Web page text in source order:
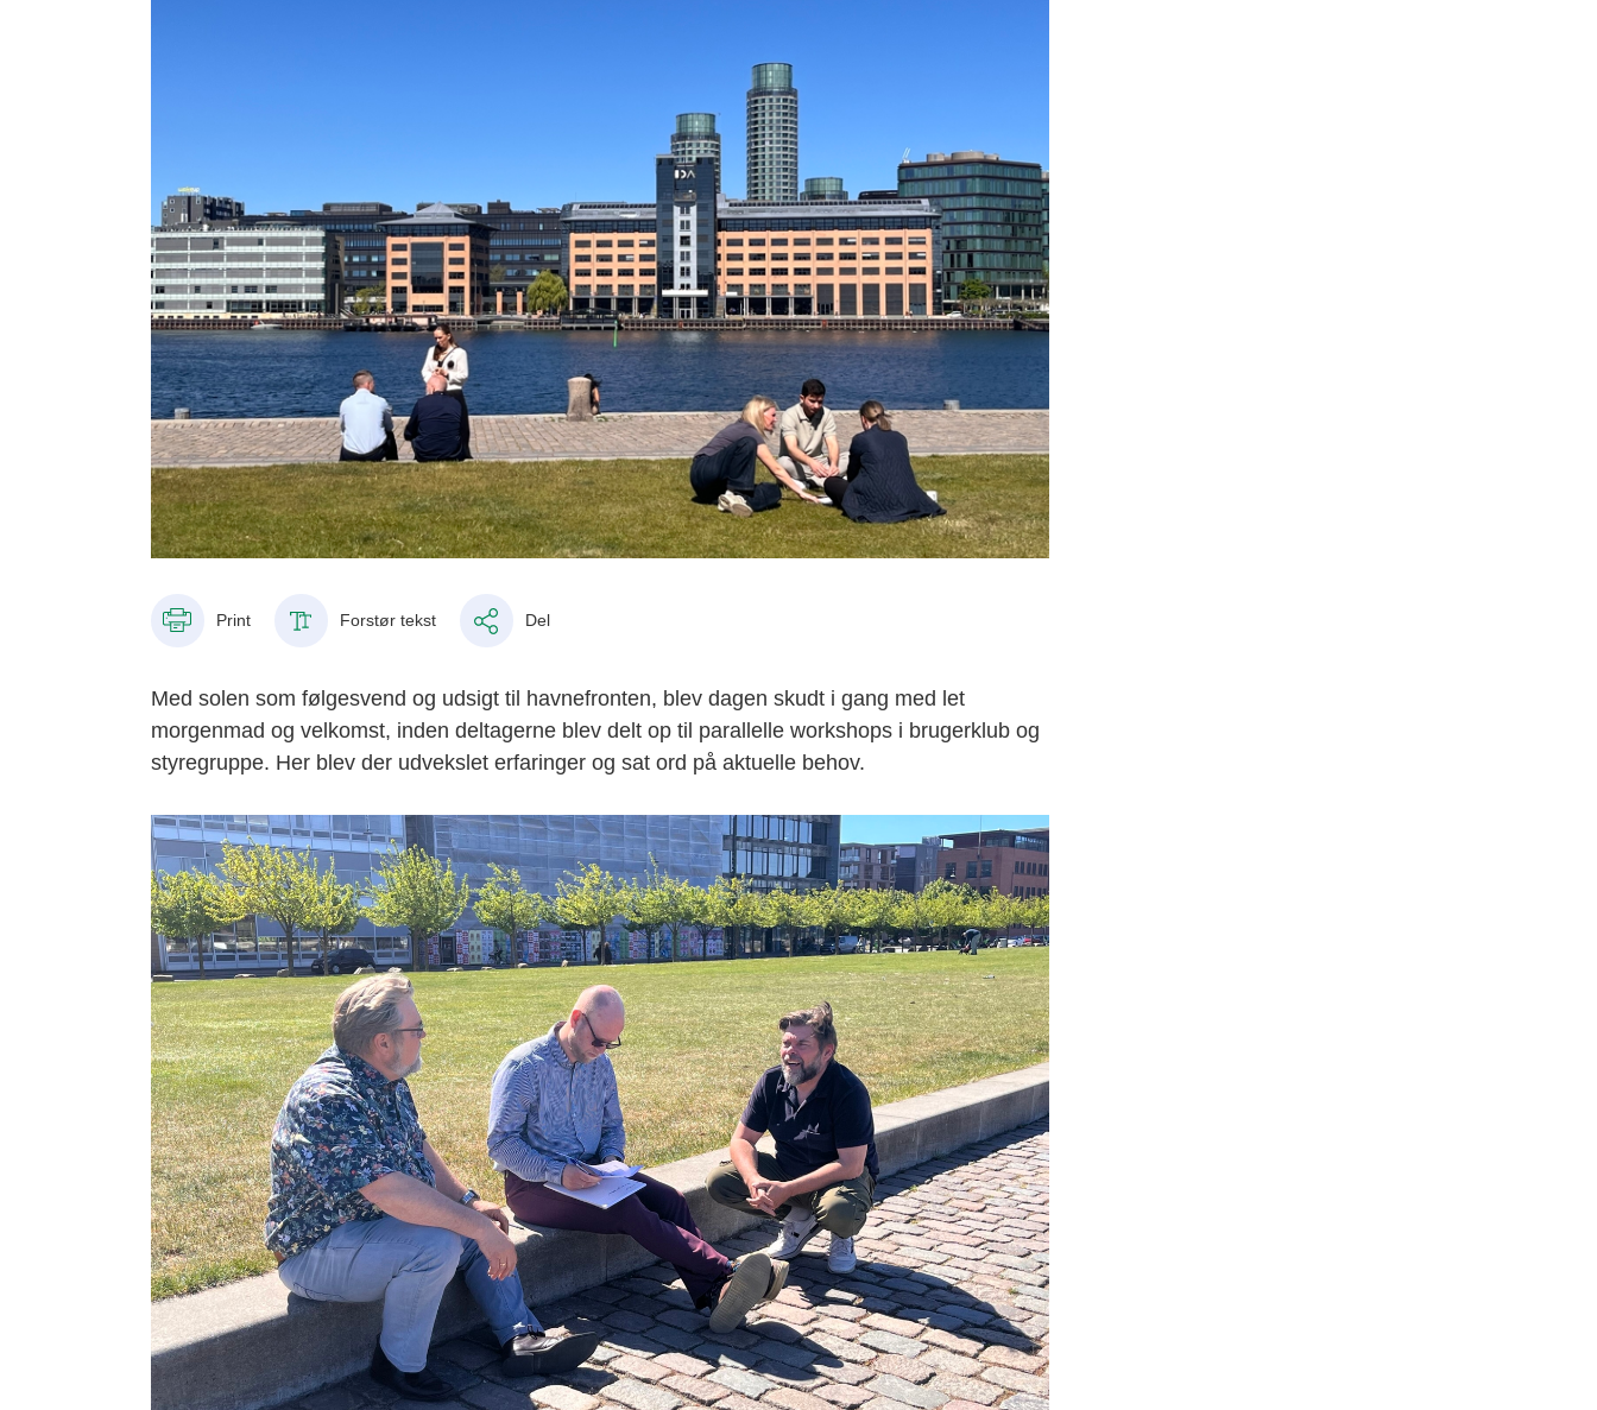
Print Forstør tekst Del
Med solen som følgesvend og udsigt til havnefronten, blev dagen skudt i gang med let
morgenmad og velkomst, inden deltagerne blev delt op til parallelle workshops i brugerklub og
styregruppe. Her blev der udvekslet erfaringer og sat ord på aktuelle behov.